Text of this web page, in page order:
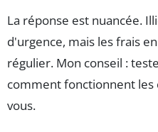
La réponse est nuancée.
d'urgence, mais les frais
régulier. Mon conseil :
comment fonctionnent les
vous.